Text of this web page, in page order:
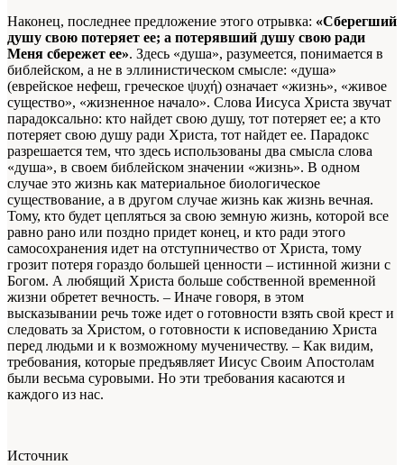
Наконец, последнее предложение этого отрывка: «Сберегший
душу свою потеряет ее; а потерявший душу свою ради
Меня сбережет ее». Здесь «душа», разумеется, понимается в
библейском, а не в эллинистическом смысле: «душа»
(еврейское нефеш, греческое ψυχή) означает «жизнь», «живое
существо», «жизненное начало». Слова Иисуса Христа звучат
парадоксально: кто найдет свою душу, тот потеряет ее; а кто
потеряет свою душу ради Христа, тот найдет ее. Парадокс
разрешается тем, что здесь использованы два смысла слова
«душа», в своем библейском значении «жизнь». В одном
случае это жизнь как материальное биологическое
существование, а в другом случае жизнь как жизнь вечная.
Тому, кто будет цепляться за свою земную жизнь, которой все
равно рано или поздно придет конец, и кто ради этого
самосохранения идет на отступничество от Христа, тому
грозит потеря гораздо большей ценности – истинной жизни с
Богом. А любящий Христа больше собственной временной
жизни обретет вечность. – Иначе говоря, в этом
высказывании речь тоже идет о готовности взять свой крест и
следовать за Христом, о готовности к исповеданию Христа
перед людьми и к возможному мученичеству. – Как видим,
требования, которые предъявляет Иисус Своим Апостолам
были весьма суровыми. Но эти требования касаются и
каждого из нас.
Источник